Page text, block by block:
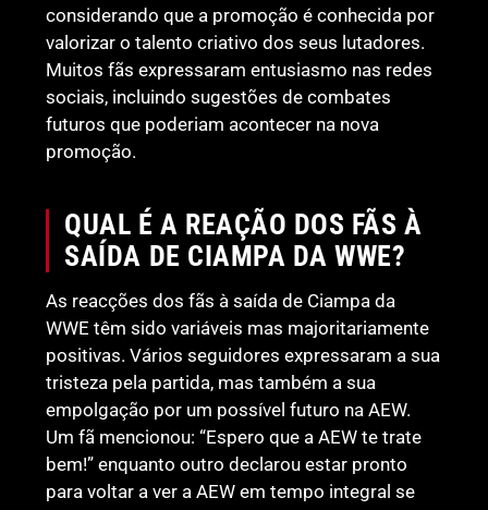
considerando que a promoção é conhecida por
valorizar o talento criativo dos seus lutadores.
Muitos fãs expressaram entusiasmo nas redes
sociais, incluindo sugestões de combates
futuros que poderiam acontecer na nova
promoção.
QUAL É A REAÇÃO DOS FÃS À
SAÍDA DE CIAMPA DA WWE?
As reacções dos fãs à saída de Ciampa da
WWE têm sido variáveis mas majoritariamente
positivas. Vários seguidores expressaram a sua
tristeza pela partida, mas também a sua
empolgação por um possível futuro na AEW.
Um fã mencionou: “Espero que a AEW te trate
bem!” enquanto outro declarou estar pronto
para voltar a ver a AEW em tempo integral se